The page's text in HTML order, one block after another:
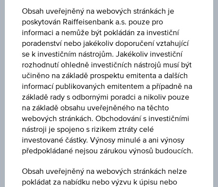
UBS (IRL) FUND
SOLUTIONS PLC -
UBS CMCI
COMMODITY
CARRY SF UCITS
ETF - USD ACC
Obsah uveřejněný na webových stránkách je
poskytován Raiffeisenbank a.s. pouze pro
informaci a nemůže být pokládán za investiční
poradenství nebo jakékoliv doporučení vztahující
se k investičním nástrojům. Jakékoliv investiční
rozhodnutí ohledně investičních nástrojů musí být
učiněno na základě prospektu emitenta a dalších
informací publikovaných emitentem a případně na
základě rady s odbornými poradci a nikoliv pouze
na základě obsahu uveřejněného na těchto
webových stránkách. Obchodování s investičními
nástroji je spojeno s rizikem ztráty celé
investované částky. Výnosy minulé a ani výnosy
předpokládané nejsou zárukou výnosů budoucích.
Obsah uveřejněný na webových stránkách nelze
pokládat za nabídku nebo výzvu k úpisu nebo